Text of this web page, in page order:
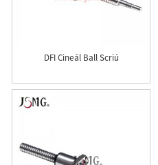
DFI Cineál Ball Scriú